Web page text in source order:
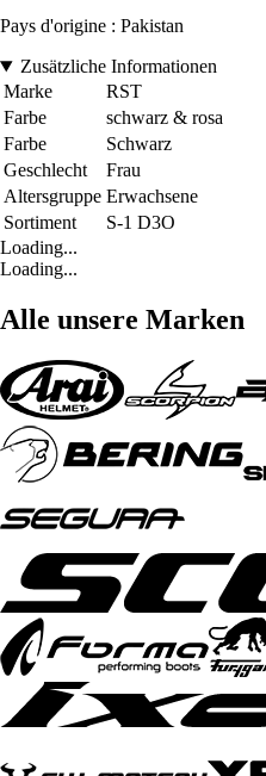
Pays d'origine : Pakistan
Zusätzliche Informationen
Marke
RST
Farbe
schwarz & rosa
Farbe
Schwarz
Geschlecht
Frau
Altersgruppe Erwachsene
Sortiment
S-1 D3O
Loading...
Loading...
Alle unsere Marken